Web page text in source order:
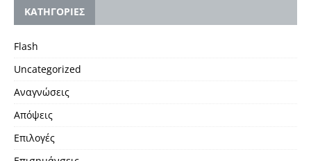
KΑΤΗΓΟΡΙΕΣ
Flash
Uncategorized
Αναγνώσεις
Απόψεις
Επιλογές